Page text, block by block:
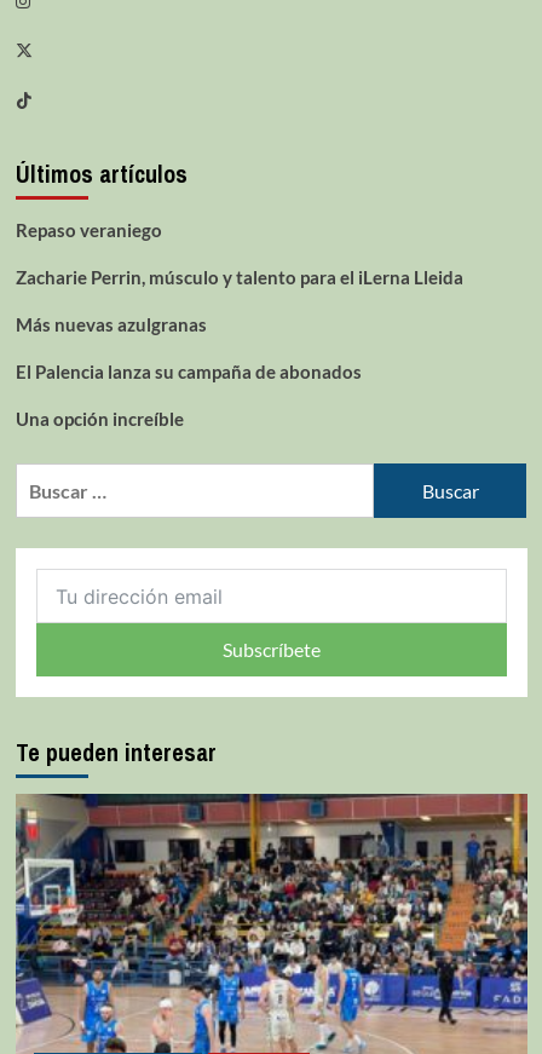
Últimos artículos
Repaso veraniego
Zacharie Perrin, músculo y talento para el iLerna Lleida
Más nuevas azulgranas
El Palencia lanza su campaña de abonados
Una opción increíble
Subscríbete
Te pueden interesar